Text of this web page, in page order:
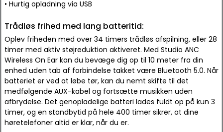
• Hurtig opladning via USB
Trådløs frihed med lang batteritid:
Oplev friheden med over 34 timers trådløs afspilning, eller 28
timer med aktiv støjreduktion aktiveret. Med Studio ANC
Wireless On Ear kan du bevæge dig op til 10 meter fra din
enhed uden tab af forbindelse takket være Bluetooth 5.0. Når
batteriet er ved at løbe tør, kan du nemt skifte til det
medfølgende AUX-kabel og fortsætte musikken uden
afbrydelse. Det genopladelige batteri lades fuldt op på kun 3
timer, og en standbytid på hele 400 timer sikrer, at dine
høretelefoner altid er klar, når du er.